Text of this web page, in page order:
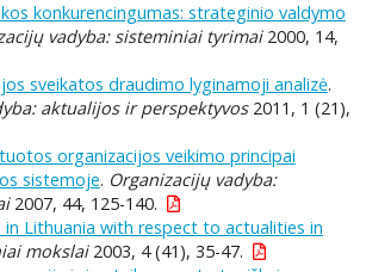
konkurencingumas: strateginio valdymo
vadyba: sisteminiai tyrimai2000, 14,
sveikatos draudimo lyginamoji analizė.
aktualijos ir perspektyvos2011, 1 (21),
organizacijos veikimo principai
sistemoje. Organizacijų vadyba:
2007, 44, 125-140.
in Lithuania with respect to actualities in
mokslai2003, 4 (41), 35-47.